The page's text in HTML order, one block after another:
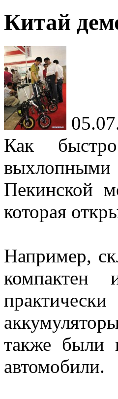
Китай
Как
Пекинской
которая
Например,
также были
автомобили.